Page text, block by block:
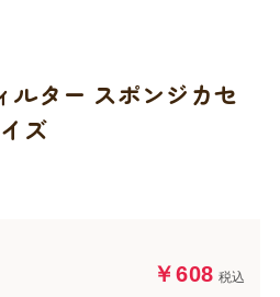
ルター スポンジカセ
ズ
￥608 税込